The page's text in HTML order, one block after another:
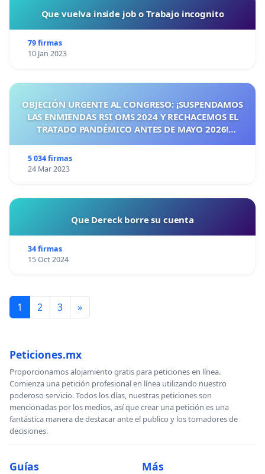
Que vuelva inside job o Trabajo incognito
79 firmas
10 Jan 2023
OBJECIÓN URGENTE AL CONGRESO: ¡SUSPENDAMOS
LAS ENMIENDAS RSI OMS 2024 Y RECHACEMOS EL
TRATADO PANDÉMICO ANTES DE MAYO 2026!
5 034 firmas
24 Mar 2023
Que Dereck borre su cuenta
34 firmas
15 Oct 2024
1 2 3 »
Peticiones.mx
Proporcionamos alojamiento gratis para peticiones en línea.
Comienza una petición profesional en línea utilizando nuestro
poderoso servicio. Todos los días, nuestras peticiones son
mencionadas por los medios, así que crear una petición es una
fantástica manera de destacar ante el publico y los tomadores de
decisiones.
Guías Más